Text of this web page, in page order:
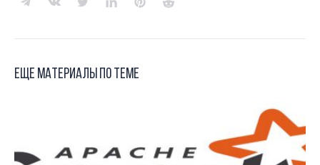
Еще материалы по теме